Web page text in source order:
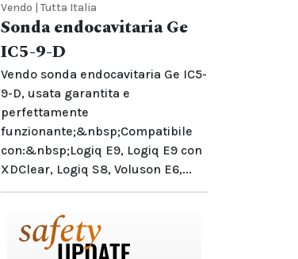
Vendo | Tutta Italia
Sonda endocavitaria Ge
IC5-9-D
Vendo sonda endocavitaria Ge IC5-
9-D, usata garantita e
perfettamente
funzionante;&nbsp;Compatibile
con:&nbsp;Logiq E9, Logiq E9 con
XDClear, Logiq S8, Voluson E6,...